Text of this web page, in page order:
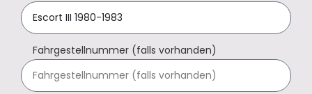
Fahrgestellnummer (falls vorhanden)